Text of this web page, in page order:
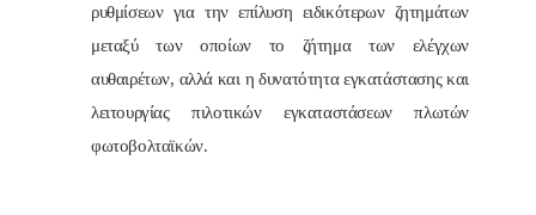
ρυθμίσεων για την επίλυση ειδικότερων ζητημάτων
μεταξύ των οποίων το ζήτημα των ελέγχων
αυθαιρέτων, αλλά και η δυνατότητα εγκατάστασης και
λειτουργίας πιλοτικών εγκαταστάσεων πλωτών
φωτοβολταϊκών.